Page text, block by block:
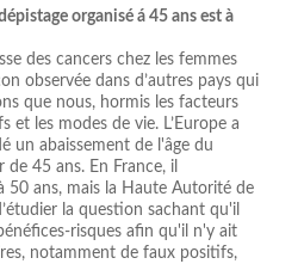
organisé á 45 ans est à
des cancers chez les femmes
observée dans d’autres pays qui
que nous, hormis les facteurs
les modes de vie. L’Europe a
un abaissement de l'âge du
45 ans. En France, il
50 ans, mais la Haute Autorité de
la question sachant qu'il
risques afin qu'il n'y ait
notamment de faux positifs,